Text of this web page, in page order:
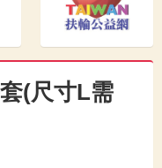
(尺寸L需